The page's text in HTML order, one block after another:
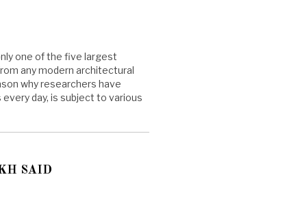
one of the five largest
any modern architectural
why researchers have
day, is subject to various
SAID